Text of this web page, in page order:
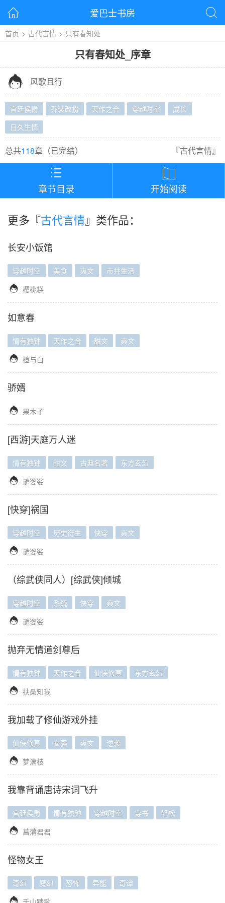
 爱巴士书房 
首页 > 古代言情 > 只有春知处
只有春知处_ 序章
 风歌且行
宫廷侯爵 乔装改扮 天作之合 穿越时空
成长
日久生情
总共118章（已完结） 『古代言情』

章节目录

开始阅读
更多『古代言情』类作品：
长安小饭馆
穿越时空 美食 爽文 市井生活
 樱桃糕
如意春
情有独钟 天作之合 甜文 爽文
 橙与白
骄婿
 果木子
[西游]天庭万人迷
情有独钟 甜文 古典名著 东方玄幻
 谴婆娑
[快穿]祸国
穿越时空 历史衍生 快穿 爽文
 谴婆娑
（综武侠同人）[综武侠]倾城
穿越时空 系统 快穿 爽文
 谴婆娑
抛弃无情道剑尊后
情有独钟 天作之合 仙侠修真 东方玄幻
 扶桑知我
我加载了修仙游戏外挂
仙侠修真 女强 爽文 逆袭
 梦满枝
我靠背诵唐诗宋词飞升
宫廷侯爵 情有独钟 穿越时空 穿书 轻松
 菖蒲君君
怪物女王
奇幻 魔幻 恐怖 异能 奇谭
